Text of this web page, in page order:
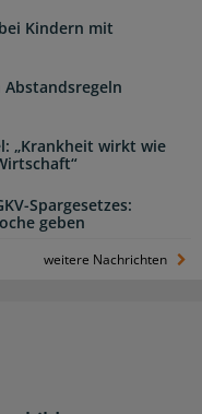
Kindern mit
„Krankheit wirkt wie
Spargesetzes:
geben
weitere Nachrichten